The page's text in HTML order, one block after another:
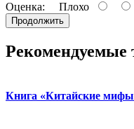
Оценка: Плохо
Продолжить
Рекомендуемые
Книга «Китайские